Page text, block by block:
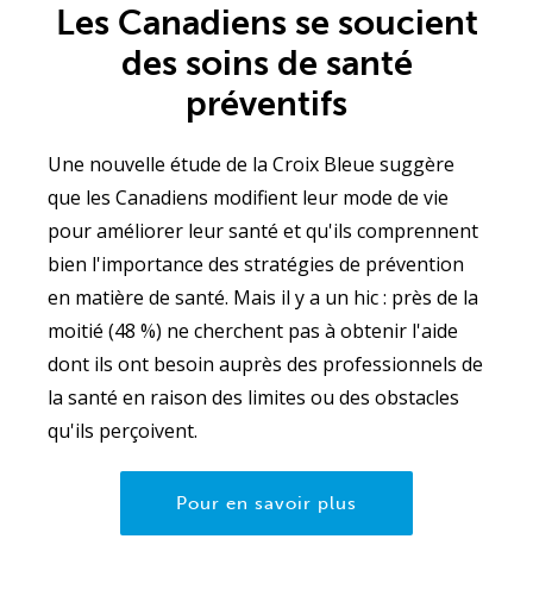
Les Canadiens se soucient
des soins de santé
préventifs
Une nouvelle étude de la Croix Bleue suggère
que les Canadiens modifient leur mode de vie
pour améliorer leur santé et qu'ils comprennent
bien l'importance des stratégies de prévention
en matière de santé. Mais il y a un hic : près de la
moitié (48 %) ne cherchent pas à obtenir l'aide
dont ils ont besoin auprès des professionnels de
la santé en raison des limites ou des obstacles
qu'ils perçoivent.
Pour en savoir plus